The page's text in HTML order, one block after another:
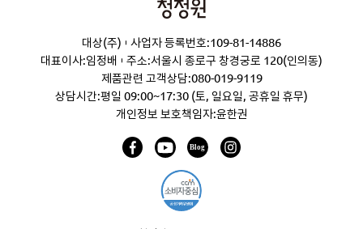
청
원
대상(주)
사업자 등록번호:109-81-14886
대표이사:임정배
주소:서울시 종로구 창경궁로 120(인의동)
제품관련 고객상담:080-019-9119
상담시간:평일 09:00~17:30 (토, 일요일, 공휴일 휴무)
개인정보 보호책임자:윤한권